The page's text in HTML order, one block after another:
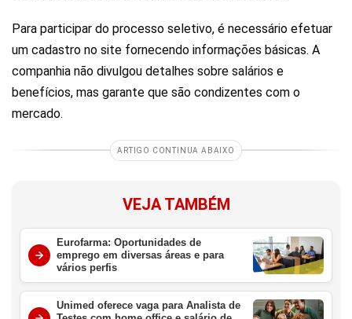
Para participar do processo seletivo, é necessário efetuar
um cadastro no site fornecendo informações básicas. A
companhia não divulgou detalhes sobre salários e
benefícios, mas garante que são condizentes com o
mercado.
ARTIGO CONTINUA ABAIXO
VEJA TAMBÉM
Eurofarma: Oportunidades de
emprego em diversas áreas e para
vários perfis
Unimed oferece vaga para Analista de